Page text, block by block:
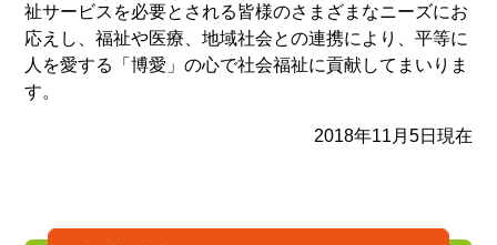
祉サービスを必要とされる皆様のさまざまなニーズにお
応えし、福祉や医療、地域社会との連携により、平等に
人を愛する「博愛」の心で社会福祉に貢献してまいりま
す。
2018年11月5日現在